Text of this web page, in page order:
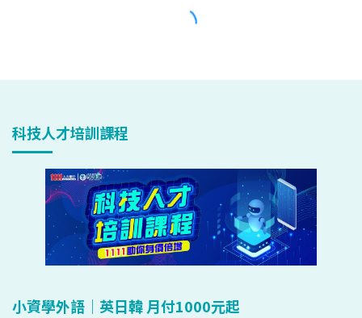
科技人才培訓課程
小資學外語｜英日韓 月付1000元起